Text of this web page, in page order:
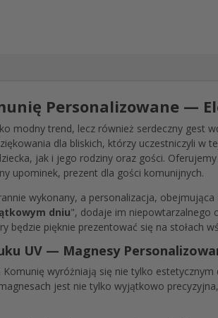
Personalizowane —
modny trend, lecz również serdeczny gest
dla bliskich, którzy uczestniczyli
jak i jego rodziny oraz gości.
upominek, prezent dla gości komunijnych.
wykonany, a personalizacja, obejmująca
dniu", dodaje im niepowtarzalnego
będzie pięknie prezentować się na stołach
UV — Magnesy
wyróżniają się nie tylko
jest nie tylko wyjątkowo